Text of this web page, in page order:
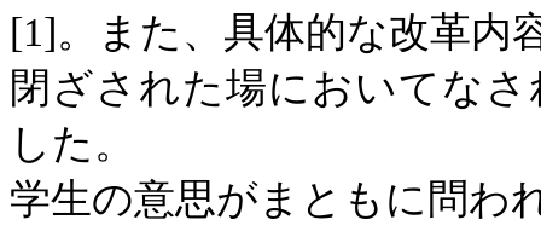
[1]。また、具体的な改革内
閉ざされた場においてな
した。
学生の意思がまともに問わ